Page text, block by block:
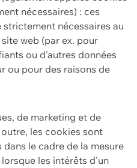
nécessaires) : ces
nécessaires au
web (par ex. pour
ou d'autres données
ou pour des raisons de
de marketing et de
les cookies sont
le cadre de la mesure
les intérêts d'un